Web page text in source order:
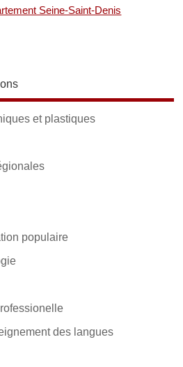
Seine-Saint-Denis
et plastiques
populaire
des langues